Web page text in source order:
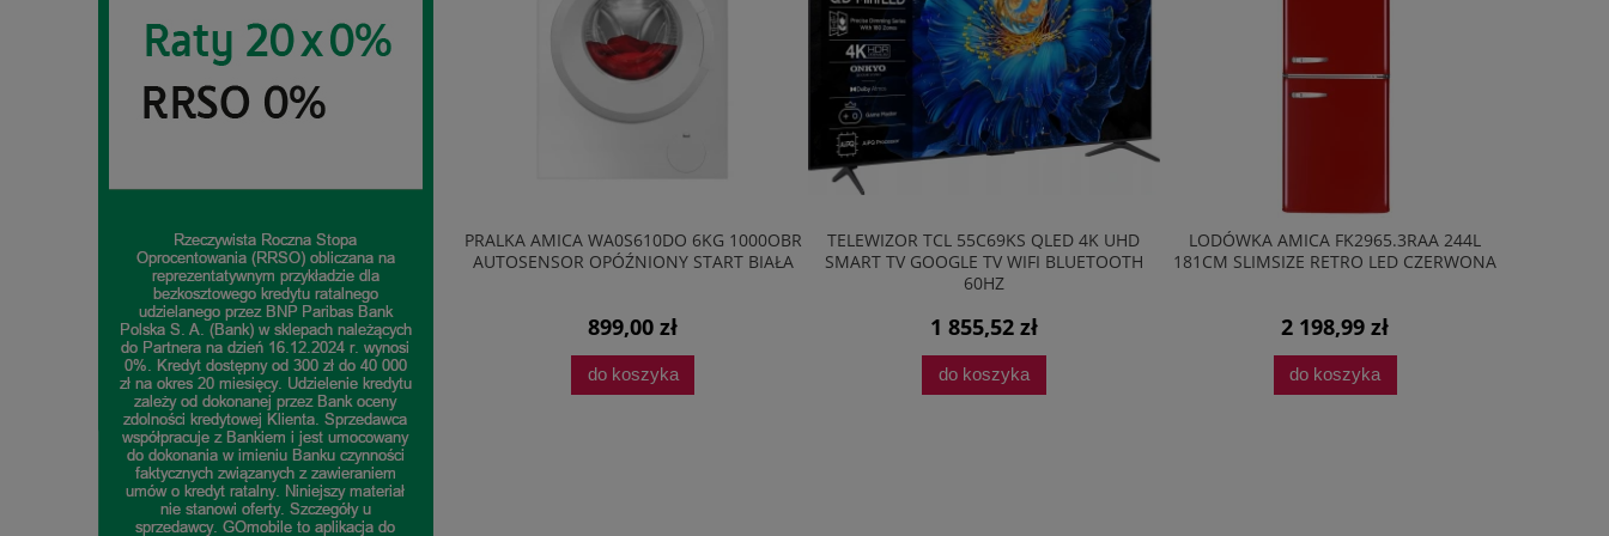
TELEWIZOR TCL 40S5L QLED FULL HD
SMART TV ANDROID WIFI BLUETOOTH
CZARNY
1 065,54 zł
do koszyka
PRALKA AMICA WA0S610DO 6KG 1000OBR
AUTOSENSOR OPÓŹNIONY START BIAŁA
899,00 zł
do koszyka
TELEWIZOR TCL 55C69KS QLED 4K UHD
SMART TV GOOGLE TV WIFI BLUETOOTH
60HZ
1 855,52 zł
do koszyka
LODÓWKA AMICA FK2965.3RAA 244L
181CM SLIMSIZE RETRO LED CZERWONA
2 198,99 zł
do koszyka